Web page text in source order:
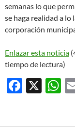
semanas lo que
se haga realidad a
corporación
Enlazar esta noticia
tiempo de lectura)
F
X